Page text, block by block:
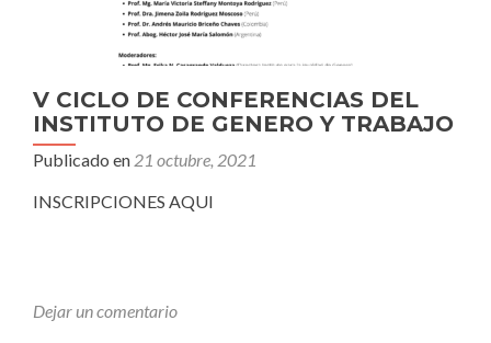
V CICLO DE CONFERENCIAS DEL
INSTITUTO DE GENERO Y TRABAJO
Publicado en 21 octubre, 2021
INSCRIPCIONES AQUI
Dejar un comentario